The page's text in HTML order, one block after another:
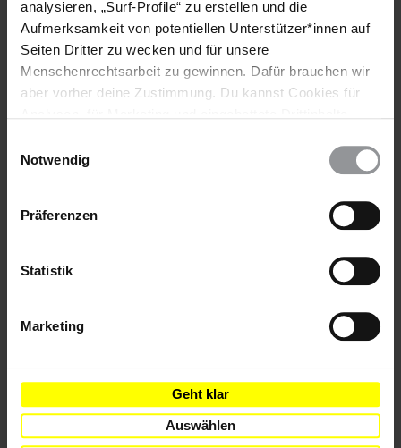
analysieren, „Surf-Profile“ zu erstellen und die
Aufmerksamkeit von potentiellen Unterstützer*innen auf
Seiten Dritter zu wecken und für unsere
Menschenrechtsarbeit zu gewinnen. Dafür brauchen wir
aber vorher deine Zustimmung. Du kannst Cookies für
wieder ändern. Diesen Banner kannst Du über den Link
Notwendig
Präferenzen
Statistik
Marketing
Geht klar
Auswählen
Teile diesen Beitrag
Bleib informiert
Text
für die Menschenrechte stark!
E-
Mail